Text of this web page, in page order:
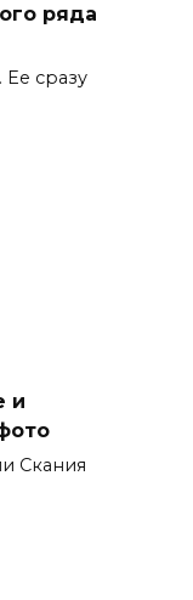
ряда
Ее сразу
и
Скания